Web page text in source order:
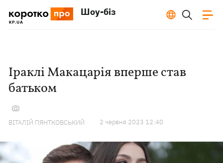
Шоу-біз
Іраклі Макацарія вперше став
батьком
ВІТАЛІЙ ПЯНТКОВСЬКИЙ 2 червня 2023 12:40